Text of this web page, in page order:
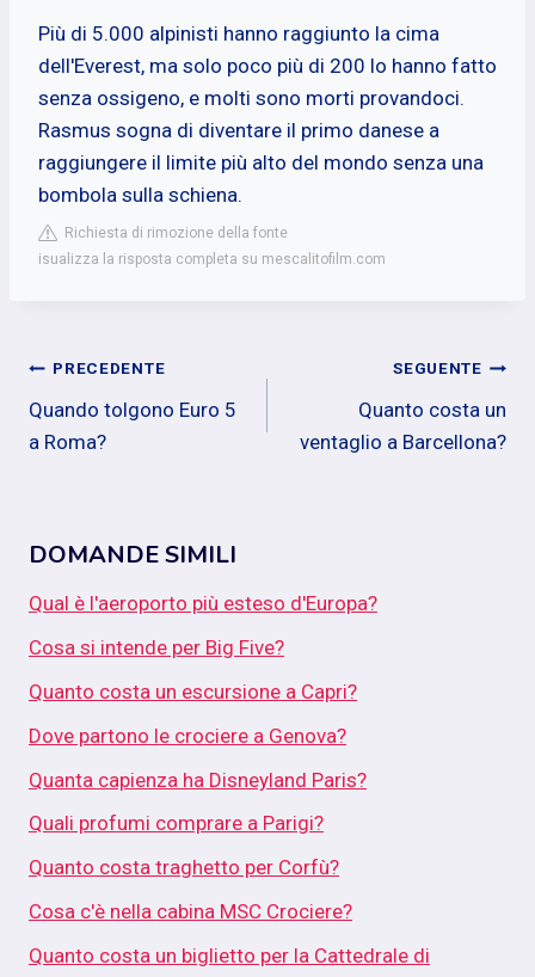
Più di 5.000 alpinisti hanno raggiunto la cima
dell'Everest, ma solo poco più di 200 lo hanno fatto
senza ossigeno, e molti sono morti provandoci.
Rasmus sogna di diventare il primo danese a
raggiungere il limite più alto del mondo senza una
bombola sulla schiena.
Richiesta di rimozione della fonte
isualizza la risposta completa su mescalitofilm.com
Navigazione
articoli
PRECEDENTE
Quando tolgono Euro 5
a Roma?
SEGUENTE
Quanto costa un
ventaglio a Barcellona?
DOMANDE SIMILI
Qual è l'aeroporto più esteso d'Europa?
Cosa si intende per Big Five?
Quanto costa un escursione a Capri?
Dove partono le crociere a Genova?
Quanta capienza ha Disneyland Paris?
Quali profumi comprare a Parigi?
Quanto costa traghetto per Corfù?
Cosa c'è nella cabina MSC Crociere?
Quanto costa un biglietto per la Cattedrale di